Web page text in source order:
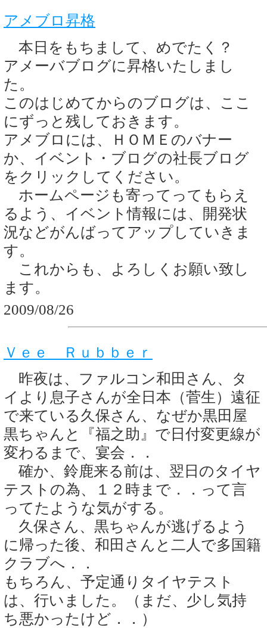
アメブロ昇格
本日をもちまして、めでたく？
アメーバブログに昇格いたしまし
た。
このはじめてからのブログは、ここ
にずっと残しておきます。
アメブロには、ＨＯＭＥのバナー
か、イベント・ブログの社長ブログ
をクリックしてください。
ホームページも寄ってってもらえ
るよう、イベント情報には、開発状
況などがんばってアップしていきま
す。
これからも、よろしくお願い致し
ます。
2009/08/26
Ｖｅｅ Ｒｕｂｂｅｒ
昨夜は、ファルコン和田さん、タ
イより息子さんが全日本（菅生）遠征
で来ている久保さん、なぜか黒田屋
黒ちゃんと『福之助』で日付変更線が
変わるまで、宴会．．
確か、鈴鹿来る前は、翌日のタイヤ
テストの為、１２時まで．．って言
ってたような気がする。
久保さん、黒ちゃんが逃げるよう
に帰った後、和田さんと二人で多国籍
クラブへ．．
もちろん、予定通りタイヤテスト
は、行いました。（まだ、少し気持
ち悪かったけど．．）